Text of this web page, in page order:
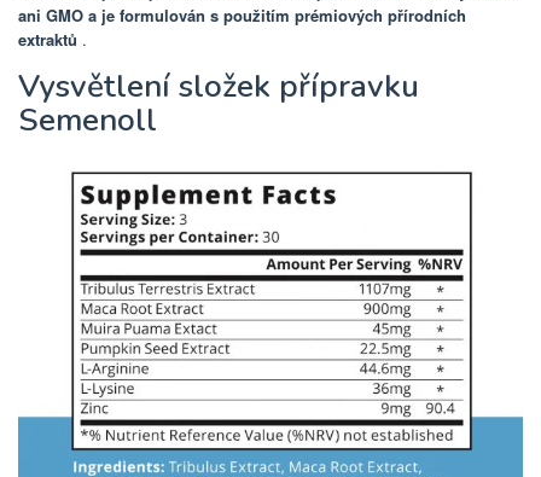
ani GMO a je formulován s použitím prémiových přírodních
extraktů .
Vysvětlení složek přípravku
Semenoll